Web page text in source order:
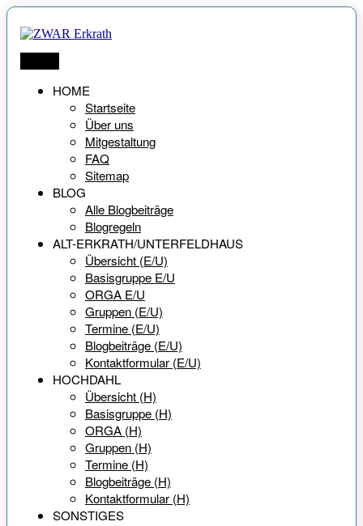
Zum
Inhalt
springen
HOME
Startseite
Über uns
Mitgestaltung
FAQ
Sitemap
BLOG
Alle Blogbeiträge
Blogregeln
ALT-ERKRATH/UNTERFELDHAUS
Übersicht (E/U)
Basisgruppe E/U
ORGA E/U
Gruppen (E/U)
Termine (E/U)
Blogbeiträge (E/U)
Kontaktformular (E/U)
HOCHDAHL
Übersicht (H)
Basisgruppe (H)
ORGA (H)
Gruppen (H)
Termine (H)
Blogbeiträge (H)
Kontaktformular (H)
SONSTIGES